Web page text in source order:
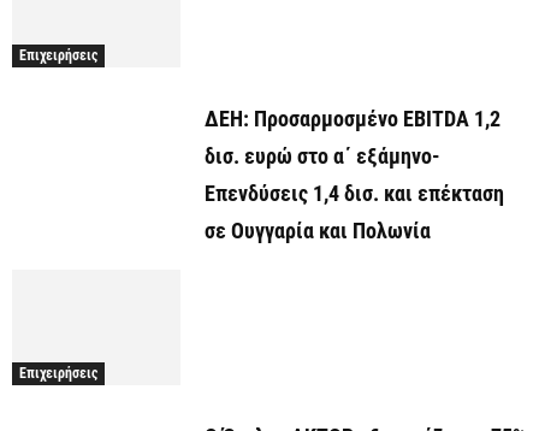
Επιχειρήσεις
ΔΕΗ: Προσαρμοσμένο EBITDA 1,2
δισ. ευρώ στο α΄ εξάμηνο-
Επενδύσεις 1,4 δισ. και επέκταση
σε Ουγγαρία και Πολωνία
Επιχειρήσεις